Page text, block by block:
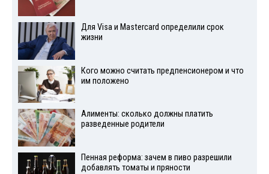
Для Visа и Mastercard определили срок
жизни
Кого можно считать предпенсионером и что
им положено
Алименты: сколько должны платить
разведенные родители
Пенная реформа: зачем в пиво разрешили
добавлять томаты и пряности